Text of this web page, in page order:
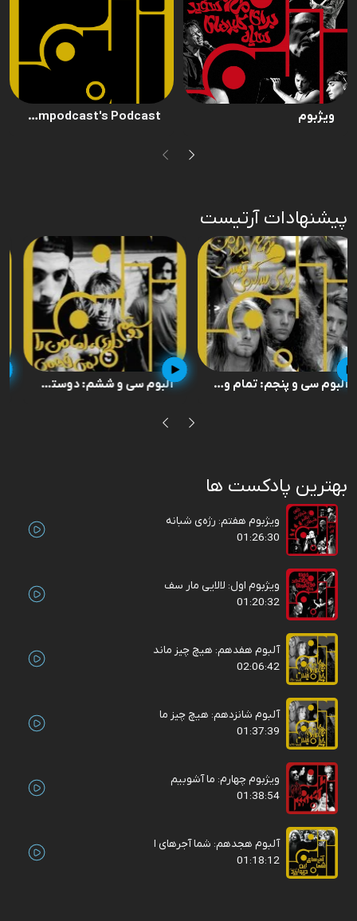
The albumpodcast's Podcast ویژبوم
پیشنهادات آرتیست
بهترین پادکست ها
ویژبوم هفتم: رژه‌ی شبانه‌
01:26:30
ویژبوم اول: لالایی مار سف
01:20:32
آلبوم هفدهم: هیچ چیز ماند
02:06:42
آلبوم شانزدهم: هیچ چیز ما
01:37:39
ویژبوم چهارم: ما آشوبیم
01:38:54
آلبوم هجدهم: شما آجرهای ا
01:18:12